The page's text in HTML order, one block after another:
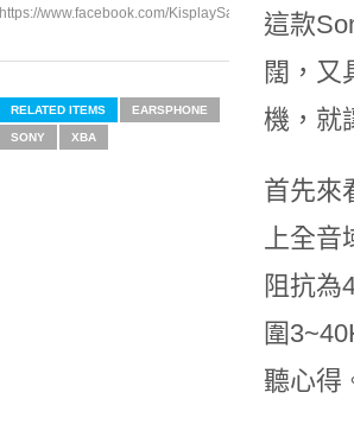
這款
闊，又
機，就
首先來
上全
阻抗為
圍
聽心得
https://www.facebook.com/KisplaySayGoodbuy/
RELATED ITEMS EARSPHONE
SONY XBA